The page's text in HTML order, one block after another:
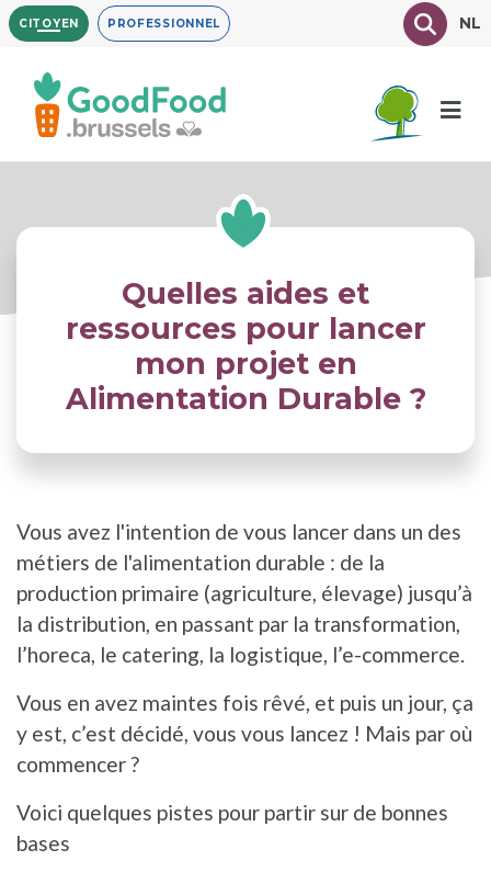
Aller
au
contenu
principal
CITOYEN PROFESSIONNEL TexteNL
Quelles aides et
ressources pour lancer
mon projet en
Alimentation Durable ?
Vous avez l'intention de vous lancer dans un des
métiers de l'alimentation durable : de la
production primaire (agriculture, élevage) jusqu’à
la distribution, en passant par la transformation,
l’horeca, le catering, la logistique, l’e-commerce.
Vous en avez maintes fois rêvé, et puis un jour, ça
y est, c’est décidé, vous vous lancez ! Mais par où
commencer ?
Voici quelques pistes pour partir sur de bonnes
bases